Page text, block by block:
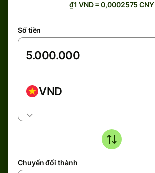
₫1 VND = 0,0002575 CNY
Số tiền
VND
Chuyển đổi thành